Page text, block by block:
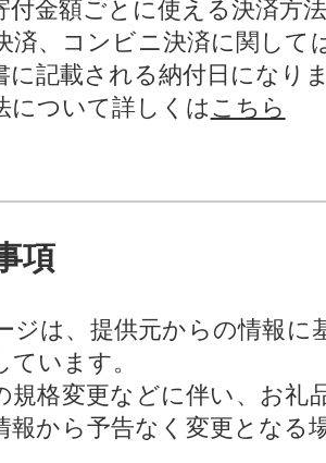
金額ごとに使える決済方
済、コンビニ決済に関して
に記載される納付日になり
について詳しくは こちら
項
ジは、提供元からの情報に
ています。
規格変更などに伴い、お礼
報から予告なく変更となる